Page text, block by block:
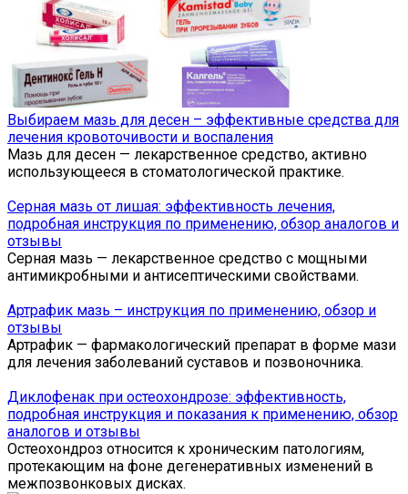
Выбираем мазь для десен – эффективные средства для
лечения кровоточивости и воспаления
Мазь для десен — лекарственное средство, активно
использующееся в стоматологической практике.
Серная мазь от лишая: эффективность лечения,
подробная инструкция по применению, обзор аналогов и
отзывы
Серная мазь — лекарственное средство с мощными
антимикробными и антисептическими свойствами.
Артрафик мазь – инструкция по применению, обзор и
отзывы
Артрафик — фармакологический препарат в форме мази
для лечения заболеваний суставов и позвоночника.
Диклофенак при остеохондрозе: эффективность,
подробная инструкция и показания к применению, обзор
аналогов и отзывы
Остеохондроз относится к хроническим патологиям,
протекающим на фоне дегенеративных изменений в
межпозвонковых дисках.